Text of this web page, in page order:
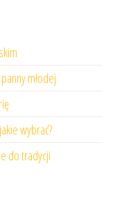
młodej
wybrać?
do tradycji